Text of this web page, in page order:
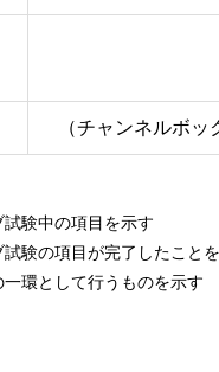
（チャンネルボ
試験中の項目を示す
試験の項目が完了したこと
一環として行うものを示す